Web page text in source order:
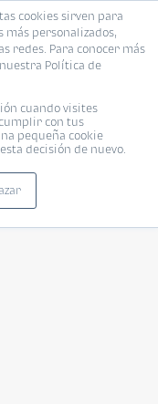
cookies sirven para
personalizados,
redes. Para conocer más
Política de
cuando visites
con tus
pequeña cookie
decisión de nuevo.